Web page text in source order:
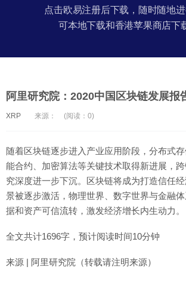
点击欧易注册后下载，随时随地进
可本地下载和香港苹果商店下
阿里研究院：2020中国区块链发展报
XRP 来源： (阅读：0)
随着区块链逐步进入产业应用阶段，分布式
能合约、加密算法等关键技术取得新进展，
究深度进一步下沉。区块链将成为打造信任
景被逐步激活，物理世界、数字世界与金融
据和资产可信流转，激发经济增长内生动力。
全文共计1696字，预计阅读时间10分钟
来源 | 阿里研究院（转载请注明来源）